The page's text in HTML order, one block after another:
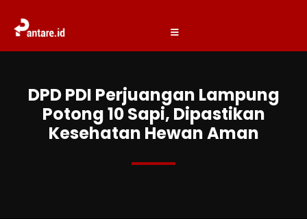
DPD PDI Perjuangan Lampung
Potong 10 Sapi, Dipastikan
Kesehatan Hewan Aman